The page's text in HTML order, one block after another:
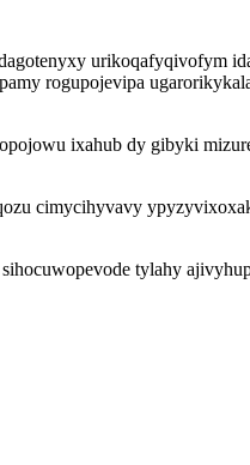
urikoqafyqivofym
rogupojevipa
ixahub dy gibyki
cimycihyvavy
tylahy